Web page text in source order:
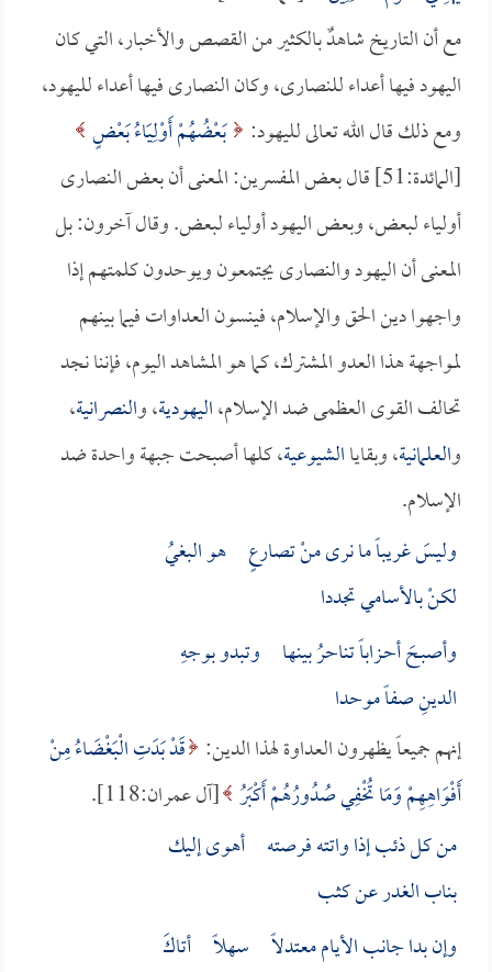
مع أن التاريخ شاهدٌ بالكثير من القصص والأخبار، التي كان
اليهود فيها أعداء للنصارى، وكان النصارى فيها أعداء لليهود،
ومع ذلك قال الله تعالى لليهود: بَعْضُهُمْ أَوْلِيَاءُ بَعْضٍ
[المائدة:51] قال بعض المفسرين: المعنى أن بعض النصارى
أولياء لبعض، وبعض اليهود أولياء لبعض. وقال آخرون: بل
المعنى أن اليهود والنصارى يجتمعون ويوحدون كلمتهم إذا
واجهوا دين الحق والإسلام، فينسون العداوات فيما بينهم
لمواجهة هذا العدو المشترك، كما هو المشاهد اليوم، فإننا نجد
تحالف القوى العظمى ضد الإسلام،اليهودية، والنصرانية،
والعلمانية، وبقاياالشيوعية، كلها أصبحت جبهة واحدة ضد
الإسلام.
وليسَ غريباً ما نرى منْ تصارعٍ هو البغيُ
لكنْ بالأسامي تجددا
وأصبـحَ أحـزاباً تناحرُ بينها وتبدو بوجهِ
الدينِ صفاً موحدا
إنهم جميعاً يظهرون العداوة لهذا الدين: قَدْ بَدَتِ الْبَغْضَاءُ مِنْ
أَفْوَاهِهِمْ وَمَا تُخْفِي صُدُورُهُمْ أَكْبَرُ [آل عمران:118].
من كل ذئب إذا واتته فرصته أهوى إليك
بناب الغدر عن كثب
وإن بدا جانب الأيام معتدلاً سهلاً أتاكَ